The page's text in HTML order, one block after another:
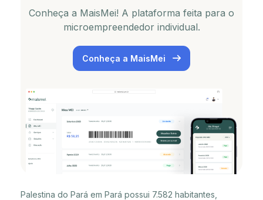
Conheça a MaisMei! A plataforma feita para o
microempreendedor individual.
Conheça a MaisMei
Palestina do Pará em Pará possui 7.582 habitantes,